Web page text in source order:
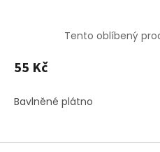
Tento oblíbený
55 Kč
Bavlněné plátno